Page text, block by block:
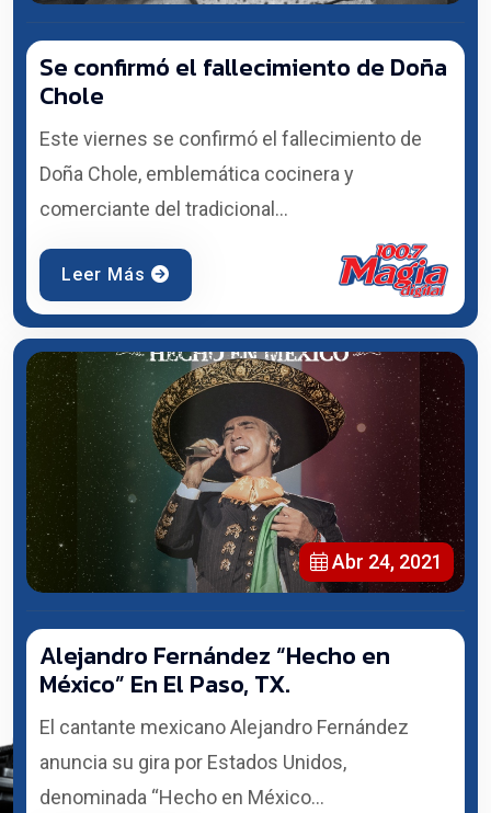
Se confirmó el fallecimiento de Doña
Chole
Este viernes se confirmó el fallecimiento de
Doña Chole, emblemática cocinera y
comerciante del tradicional...
Leer Más
Abr 24, 2021
Alejandro Fernández “Hecho en
México” En El Paso, TX.
El cantante mexicano Alejandro Fernández
anuncia su gira por Estados Unidos,
denominada “Hecho en México...